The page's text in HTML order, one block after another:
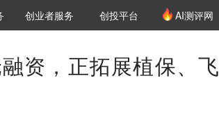
库
介
创投氪堂
创业者服务 创投平台 AI测评网
资，正拓展植保、飞